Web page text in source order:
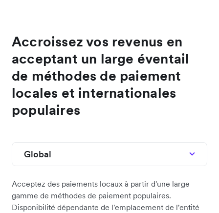
Accroissez vos revenus en
acceptant un large éventail
de méthodes de paiement
locales et internationales
populaires
Global
Acceptez des paiements locaux à partir d'une large
gamme de méthodes de paiement populaires.
Disponibilité dépendante de l'emplacement de l'entité